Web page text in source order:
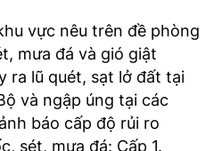
vực nêu trên đề phòng
mưa đá và gió giật
ra lũ quét, sạt lở đất tại
và ngập úng tại các
báo cấp độ rủi ro
sét, mưa đá: Cấp 1.